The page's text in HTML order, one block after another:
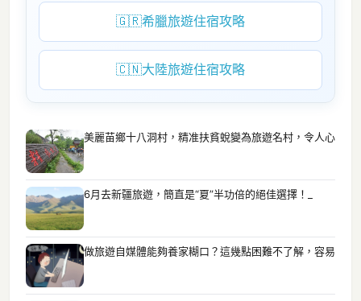
🇬🇷希臘旅遊住宿攻略
🇨🇳大陸旅遊住宿攻略
美麗苗鄉十八洞村，精准扶貧蛻變為旅遊名村，令人心
6月去新疆旅遊，簡直是“夏”半功倍的絕佳選擇！_
做旅遊自媒體能夠養家糊口？這幾點困難不了解，容易